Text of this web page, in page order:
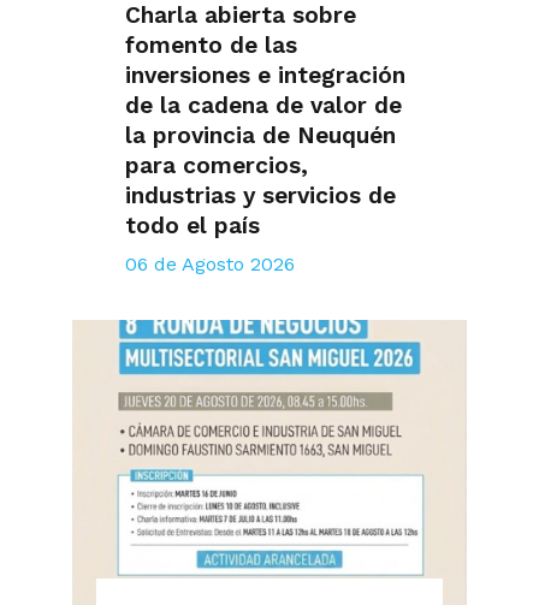
Charla abierta sobre
fomento de las
inversiones e integración
de la cadena de valor de
la provincia de Neuquén
para comercios,
industrias y servicios de
todo el país
06 de Agosto 2026